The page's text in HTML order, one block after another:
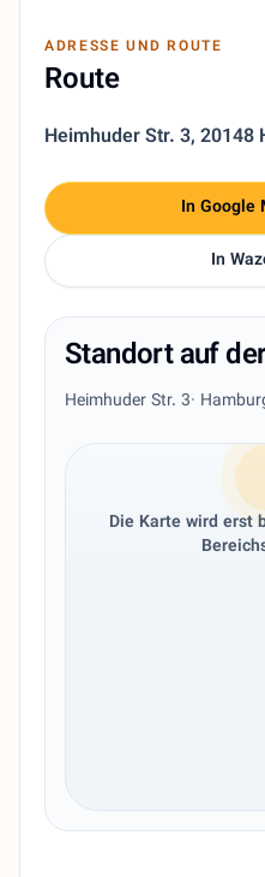
ADRESSE UND ROUTE
Route
Heimhuder Str. 3, 20148
In Google
In
Standort auf
Heimhuder Str. 3·
Die Karte wird erst